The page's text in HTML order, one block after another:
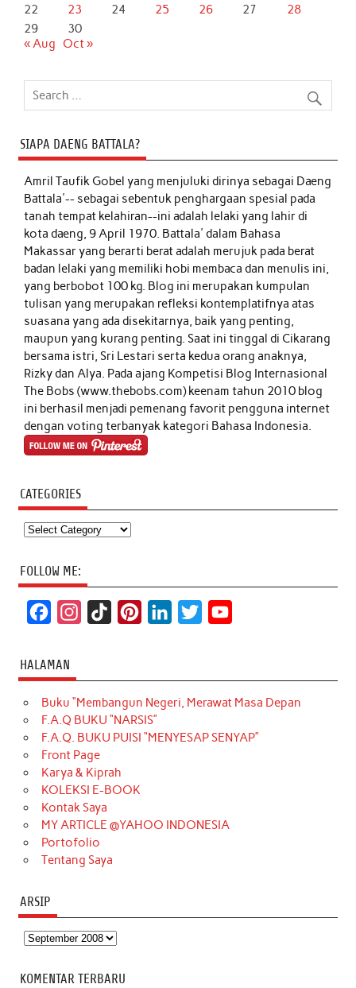
22
23 24 25 26 27
28
29
30
« Aug
Oct »
SIAPA DAENG BATTALA?
Amril Taufik Gobelyang menjuluki dirinya sebagai Daeng
Battala'-- sebagai sebentuk penghargaan spesial pada
tanah tempat kelahiran--ini adalah lelaki yang lahir di
kota daeng, 9 April 1970. Battala' dalam Bahasa
Makassar yang berarti berat adalah merujuk pada berat
badan lelaki yang memiliki hobi membaca dan menulis ini,
yang berbobot 100 kg. Blog ini merupakan kumpulan
tulisan yang merupakan refleksi kontemplatifnya atas
suasana yang ada disekitarnya, baik yang penting,
maupun yang kurang penting. Saat ini tinggal di Cikarang
bersama istri, Sri Lestari serta kedua orang anaknya,
Rizky dan Alya. Pada ajang Kompetisi Blog Internasional
The Bobs (www.thebobs.com) keenam tahun 2010 blog
ini berhasil menjadi pemenang favorit pengguna internet
dengan voting terbanyak kategori Bahasa Indonesia.
CATEGORIES
Categories
FOLLOW ME:
c
e
b
o
o
k
t
a
g
r
a
m
T
o
k
t
e
r
k
e
d
t
t
e
T
u
b
HALAMAN
Buku “Membangun Negeri, Merawat Masa Depan
F.A.Q BUKU “NARSIS”
F.A.Q. BUKU PUISI “MENYESAP SENYAP”
Front Page
Karya & Kiprah
KOLEKSI E-BOOK
Kontak Saya
MY ARTICLE @YAHOO INDONESIA
Portofolio
Tentang Saya
ARSIP
Arsip
KOMENTAR TERBARU